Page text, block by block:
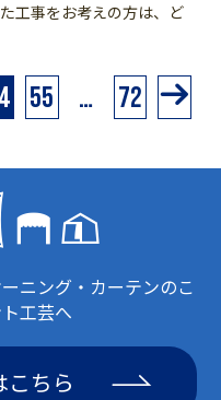
工事をお考えの方は、ど
55 … 72
ニング・カーテンのこ
工芸へ
こちら